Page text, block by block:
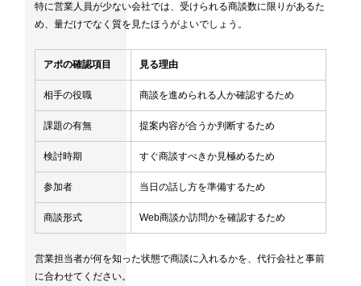
特に営業人員が少ない会社では、受けられる商談数に限りがあるた
め、量だけでなく質を見たほうがよいでしょう。
アポの確認項目 見る理由
相手の役職 商談を進められる人か確認するため
課題の有無 提案内容が合うか判断するため
検討時期 すぐ商談すべきか見極めるため
参加者 当日の話し方を準備するため
商談形式 Web商談か訪問かを確認するため
営業担当者が何を知った状態で商談に入れるかを、代行会社と事前
に合わせてください。